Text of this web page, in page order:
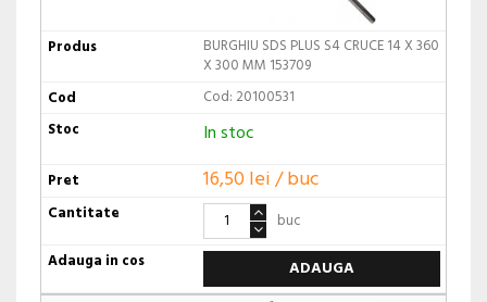
BURGHIU SDS PLUS S4 CRUCE 14 X 360
X 300 MM 153709
Cod: 20100531
In stoc
16,50 lei / buc
buc
ADAUGA